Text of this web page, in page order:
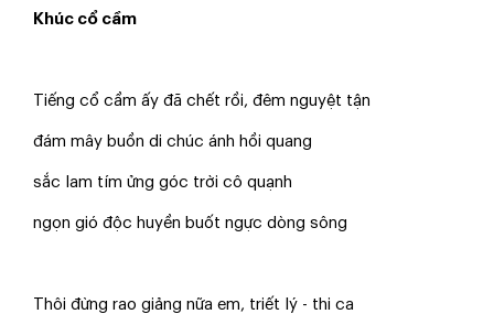
Khúc cổ cầm
Tiếng cổ cầm ấy đã chết rồi, đêm nguyệt tận
đám mây buồn di chúc ánh hồi quang
sắc lam tím ửng góc trời cô quạnh
ngọn gió độc huyền buốt ngực dòng sông
Thôi đừng rao giảng nữa em, triết lý - thi ca